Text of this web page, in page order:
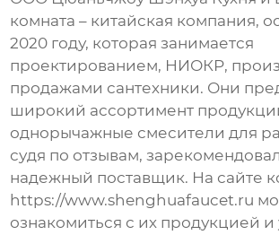
комната – китайская компания,
2020 году, которая занимается
проектированием, НИОКР,
продажами сантехники. Они
широкий ассортимент
однорычажные смесители для
судя по отзывам,
надежный поставщик. На сайте
https://www.shenghuafaucet.ru
ознакомиться с их продукцией